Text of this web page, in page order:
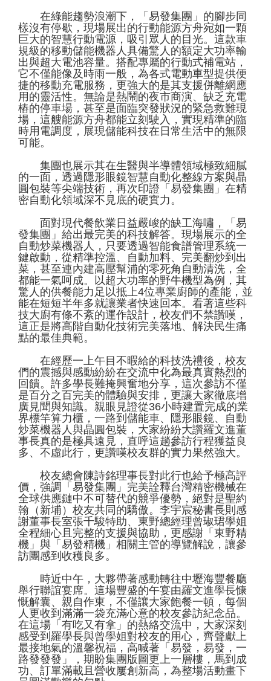
在綠能趨勢浪潮下，「易發集團」的腳步同
樣沒有停歇，現場展出的行動能源方舟宛如一顆
巨大的智慧行動電源，吸引眾人的目光。這款車
規級的移動儲能機器人具備驚人的額定大功率輸
出與超大電池容量。搭配專屬的行動式補電站，
它不僅能像及時雨一般，為各式電動車型提供便
捷的移動充電服務，更強大的是其支援併離網應
用的靈活性。無論是熱鬧的夜市商演、缺乏充電
樁的停車場，甚至是面臨突發狀況的緊急救難現
場，這艘能源方舟都能立刻駛入，實現精準的臨
時用電調度，展現儲能科技在日常生活中的無限
可能。
集團也展示其在生醫與半導體領域極致細膩
的一面，透過隱形眼鏡智慧自動化整線方案與晶
圓包裝等尖端技術，再次印證「易發集團」在精
密自動化領域深不見底的硬實力。
面對現代餐飲業日益嚴峻的缺工海嘯，「易
發集團」給出最完美的科技解答。現場展示的全
自動炒菜機器人，只要透過智能食譜管理系統一
鍵啟動，從精準控溫、自動加料、完美翻炒到出
菜，甚至連內建高壓幫浦的零死角自動清洗，全
都能一氣呵成。以超大功率的野牛機型為例，其
驚人的供餐能力足以抵上4位專業廚師的產能，並
能在短短半年多就讓業者快速回本。看著這些科
技大廚有條不紊的運作設計，校友們不禁讚嘆，
這正是將高階自動化技術完美落地、解決民生痛
點的最佳典範。
在經歷一上午目不暇給的科技洗禮後，校友
們的震撼與感動紛紛在交流中化為最真實熱烈的
回饋。許多學長難掩興奮地分享，這次參訪不僅
是百分之百完美的體驗與安排，更讓大家徹底增
廣見聞與知識。親眼見證從36小時建置完成的業
界標竿算力櫃，一路到儲能車、隱形眼鏡、自動
炒菜機器人與晶圓包裝，大家紛紛大讚羅文進董
事長真的是極具遠見，直呼這趟參訪行程獲益良
多、不虛此行，更讚嘆校友群的實力果然強大。
校友總會陳詩銘理事長對此行也給予極高評
價，強調「易發集團」完美詮釋台灣精密機械在
全球供應鏈中不可替代的競爭優勢，絕對是聖約
翰（新埔）校友共同的驕傲。李宇宸秘書長則感
謝董事長室張千駿特助、東野總經理曾琡珺學姐
全程細心且完整的支援與協助，更感謝「東野精
機」與「易發精機」相關主管的導覽解說，讓參
訪團感到收穫良多。
時近中午，大夥帶著感動轉往中壢海豐餐廳
舉行聯誼宴席。這場豐盛的午宴由羅文進學長慷
慨解囊、親自作東，不僅讓大家飽餐一頓，每個
人更收到滿滿一袋充滿心意的校友參訪紀念品。
在這場「有吃又有拿」的熱絡交流中，大家深刻
感受到羅學長與曾學姐對校友的用心，齊聲獻上
最接地氣的溫馨祝福，高喊著「易發，易發，一
路發發發」，期盼集團版圖更上一層樓，馬到成
功、訂單滿載且營收屢創新高，為整場活動畫下